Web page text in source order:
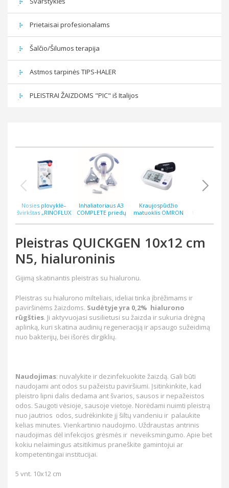
Prietaisai profesionalams
Šalčio/Šilumos terapija
Astmos tarpinės TIPS-HALER
PLEISTRAI ŽAIZDOMS "PIC" iš Italijos
Nosies plovyklė–
švirkštas „RINOFLUX
antgalis
Inhaliatoriaus A3
COMPLETE priedų
Kraujospūdžio
matuoklis OMRON
termometras
Pleistras QUICKGEN 10x12 cm
N5, hialuroninis
Gijimą skatinantis pleistras su hialuronu.
Pleistras su hialurono milteliais, ideliai tinka įbrėžimams ir
paviršinėms žaizdoms. Sudėtyje yra 0,2% hialurono
rūgšties. Ji aktyvuojasi susilietusi su žaizda ir sukuria drėgną
aplinką, kuri skatina audinių regeneraciją ir apsaugo sužeidimą
nuo bakterijų, bei išorės dirgiklių.
Naudojimas: nuvalykite ir dezinfekuokite žaizdą. Gali būti
naudojami ant odos su pažeistu paviršiumi. Įsitinkinkite, kad
pleistro lipni dalis dedama ant švarios, sausos ir nepažeistos
odos. Saugoti vėsioje, sausoje vietoje. Norėdami nuimti pleistrą
nuo jautrios odos, sudrėkinkite jį šiltų vandeniu ir palaukite
kelias minutes. Vienkartinio naudojimo. Uždraustas antrinis
naudojimas dėl infekcijos grėsmės ir neveiksmingumo. Apie bet
kokiu nelaimingus atsitikimus praneškite gamintojui ar
kompetentingai institucijai.
5 vnt. 10x12 cm